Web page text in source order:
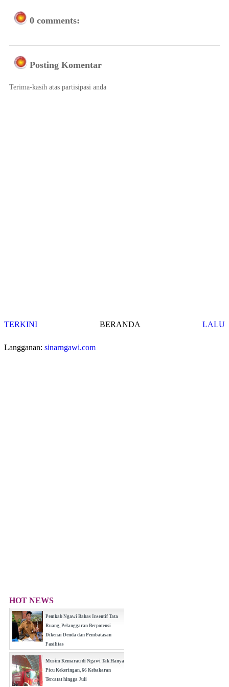
0 comments:
Posting Komentar
Terima-kasih atas partisipasi anda
TERKINI LALU
BERANDA
Langganan: sinarngawi.com
HOT NEWS
Pemkab Ngawi Bahas Insentif Tata
Ruang, Pelanggaran Berpotensi
Dikenai Denda dan Pembatasan
Fasilitas
(0 Reply(s))
Musim Kemarau di Ngawi Tak Hanya
Picu Kekeringan, 66 Kebakaran
Tercatat hingga Juli